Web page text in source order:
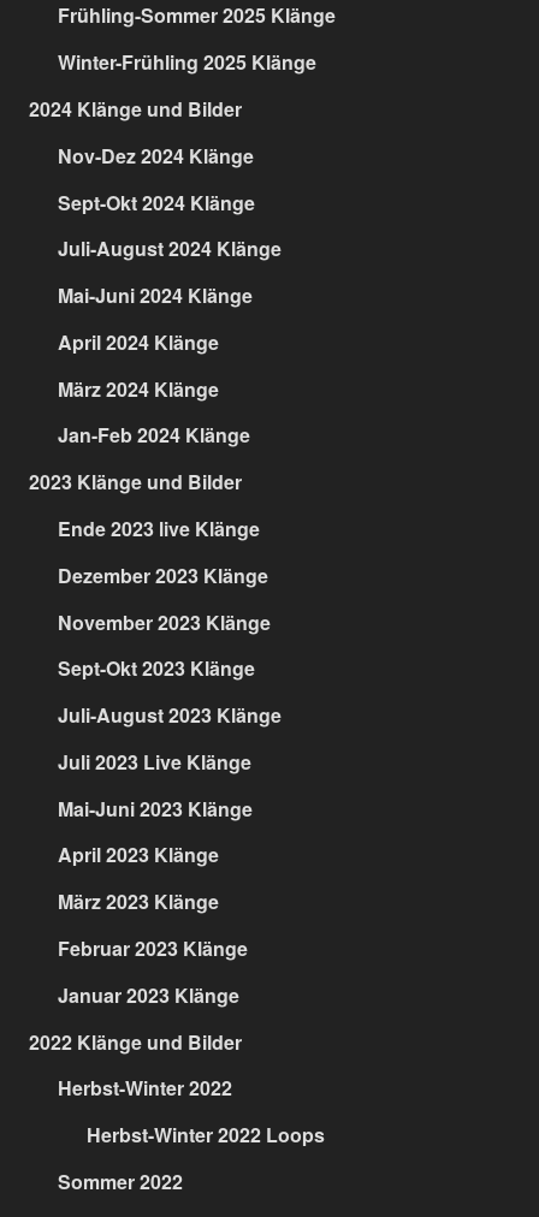
Frühling-Sommer 2025 Klänge
Winter-Frühling 2025 Klänge
2024 Klänge und Bilder
Nov-Dez 2024 Klänge
Sept-Okt 2024 Klänge
Juli-August 2024 Klänge
Mai-Juni 2024 Klänge
April 2024 Klänge
März 2024 Klänge
Jan-Feb 2024 Klänge
2023 Klänge und Bilder
Ende 2023 live Klänge
Dezember 2023 Klänge
November 2023 Klänge
Sept-Okt 2023 Klänge
Juli-August 2023 Klänge
Juli 2023 Live Klänge
Mai-Juni 2023 Klänge
April 2023 Klänge
März 2023 Klänge
Februar 2023 Klänge
Januar 2023 Klänge
2022 Klänge und Bilder
Herbst-Winter 2022
Herbst-Winter 2022 Loops
Sommer 2022